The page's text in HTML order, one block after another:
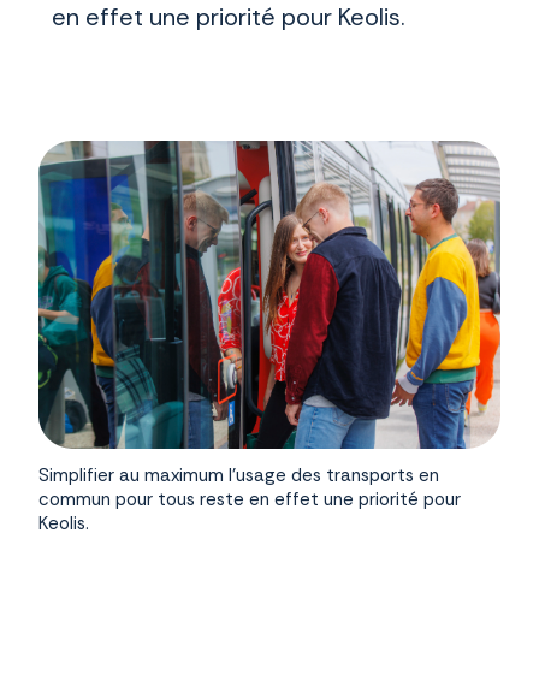
en effet une priorité pour Keolis.
Simplifier au maximum l’usage des transports en
commun pour tous reste en effet une priorité pour
Keolis.